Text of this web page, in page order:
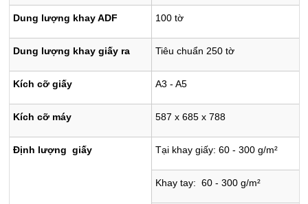
Dung lượng khay ADF 100 tờ
Dung lượng khay giấy ra Tiêu chuẩn 250 tờ
Kích cỡ giấy A3 - A5
Kích cỡ máy 587 x 685 x 788
Định lượng giấy Tại khay giấy: 60 - 300 g/m²
Khay